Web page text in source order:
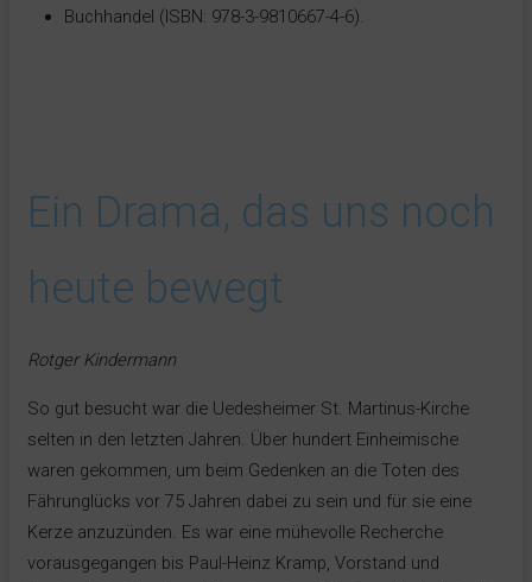
Buchhandel (ISBN: 978-3-9810667-4-6).
Ein Drama, das uns noch
heute bewegt
Rotger Kindermann
So gut besucht war die Uedesheimer St. Martinus-Kirche
selten in den letzten Jahren. Über hundert Einheimische
waren gekommen, um beim Gedenken an die Toten des
Fährunglücks vor 75 Jahren dabei zu sein und für sie eine
Kerze anzuzünden. Es war eine mühevolle Recherche
vorausgegangen bis Paul-Heinz Kramp, Vorstand und